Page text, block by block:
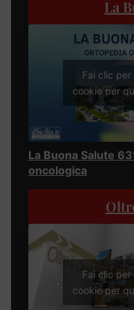
La
Fai clic
cookie per
La Buona Salute
oncologica
Fai clic
cookie per